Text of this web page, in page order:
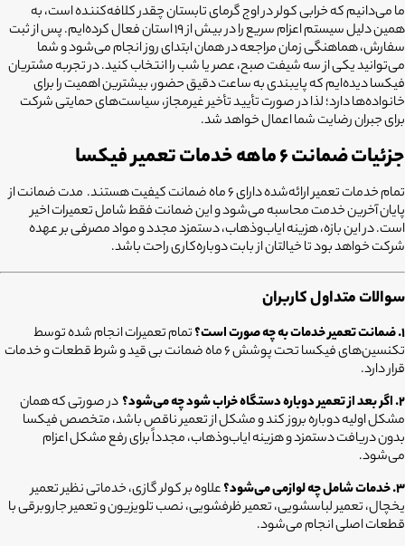
ما می‌دانیم که خرابی کولر در اوج گرمای تابستان چقدر کلافه‌کننده است، به
همین دلیل سیستم اعزام سریع را در بیش از 19 استان فعال کرده‌ایم. پس از ثبت
سفارش، هماهنگی زمان مراجعه در همان ابتدای روز انجام می‌شود و شما
می‌توانید یکی از سه شیفت صبح، عصر یا شب را انتخاب کنید. در تجربه مشتریان
فیکسا دیده‌ایم که پایبندی به ساعت دقیق حضور، بیشترین اهمیت را برای
خانواده‌ها دارد؛ لذا در صورت تأیید تأخیر غیرمجاز، سیاست‌های حمایتی شرکت
برای جبران رضایت شما اعمال خواهد شد.
جزئیات ضمانت ۶ ماهه خدمات تعمیر فیکسا
تمام خدمات تعمیر ارائه‌شده دارای ۶ ماه ضمانت کیفیت هستند. مدت ضمانت از
پایان آخرین خدمت محاسبه می‌شود و این ضمانت فقط شامل تعمیرات اخیر
است. در این بازه، هزینه ایاب‌وذهاب، دستمزد مجدد و مواد مصرفی بر عهده
شرکت خواهد بود تا خیالتان از بابت دوباره‌کاری راحت باشد.
سوالات متداول کاربران
۱. ضمانت تعمیر خدمات به چه صورت است؟
تمام تعمیرات انجام شده توسط
تکنسین‌های فیکسا تحت پوشش ۶ ماه ضمانت بی قید و شرط قطعات و خدمات
قرار دارد.
۲. اگر بعد از تعمیر دوباره دستگاه خراب شود چه می‌شود؟
در صورتی که همان
مشکل اولیه دوباره بروز کند و مشکل از تعمیر ناقص باشد، متخصص فیکسا
بدون دریافت دستمزد و هزینه ایاب‌وذهاب، مجدداً برای رفع مشکل اعزام
می‌شود.
۳. خدمات شامل چه لوازمی می‌شود؟
علاوه بر کولر گازی، خدماتی نظیر تعمیر
یخچال، تعمیر لباسشویی، تعمیر ظرفشویی، نصب تلویزیون و تعمیر جاروبرقی با
قطعات اصلی انجام می‌شود.